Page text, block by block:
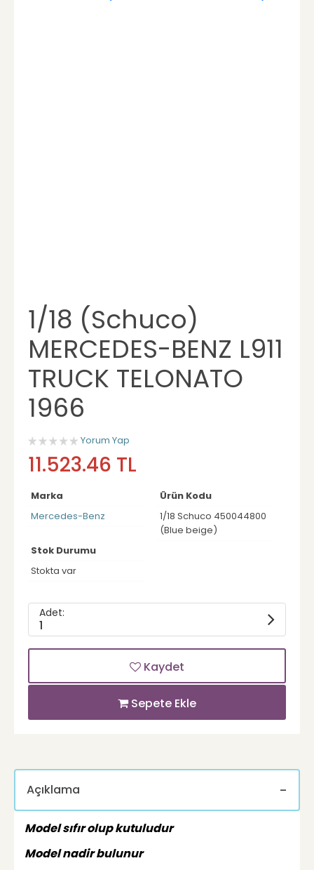
1/18 (Schuco)
MERCEDES-BENZ L911
TRUCK TELONATO
1966
Yorum Yap
11.523.46 TL
Marka
Mercedes-Benz
Ürün Kodu
1/18 Schuco 450044800
(Blue beige)
Stok Durumu
Stokta var
Adet:
1
Kaydet
Sepete Ekle
Açıklama
Model sıfır olup kutuludur
Model nadir bulunur